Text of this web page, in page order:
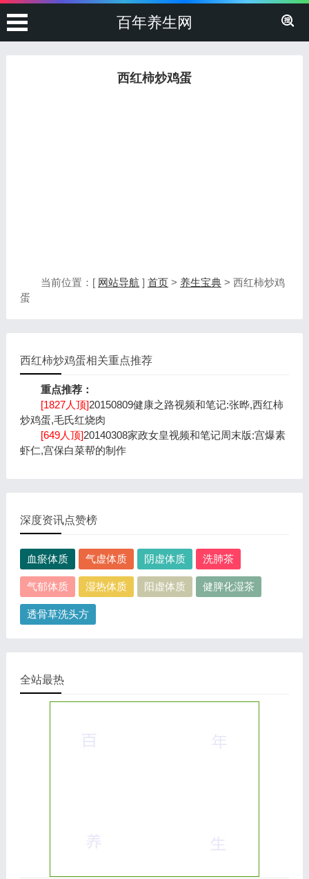
百年养生网
西红柿炒鸡蛋
当前位置：[ 网站导航 ] 首页> 养生宝典> 西红柿炒鸡
蛋
西红柿炒鸡蛋相关重点推荐
重点推荐：
[1827人顶]20150809健康之路视频和笔记:张晔,西红柿
炒鸡蛋,毛氏红烧肉
[649人顶]20140308家政女皇视频和笔记周末版:宫爆素
虾仁,宫保白菜帮的制作
深度资讯点赞榜
血瘀体质 气虚体质 阴虚体质 洗肺茶
气郁体质 湿热体质 阳虚体质 健脾化湿茶
透骨草洗头方
全站最热